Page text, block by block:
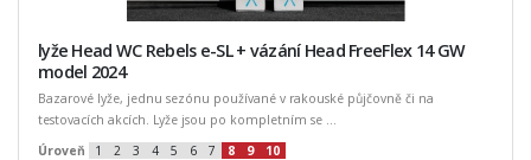
lyže Head WC Rebels e-SL + vázání Head FreeFlex 14 GW
model 2024
Bazarové lyže, jednu sezónu používané v rakouské půjčovně či na
testovacích akcích. Lyže jsou po kompletním se ...
Úroveň
1 2 3 4 5 6 7 8 9
10